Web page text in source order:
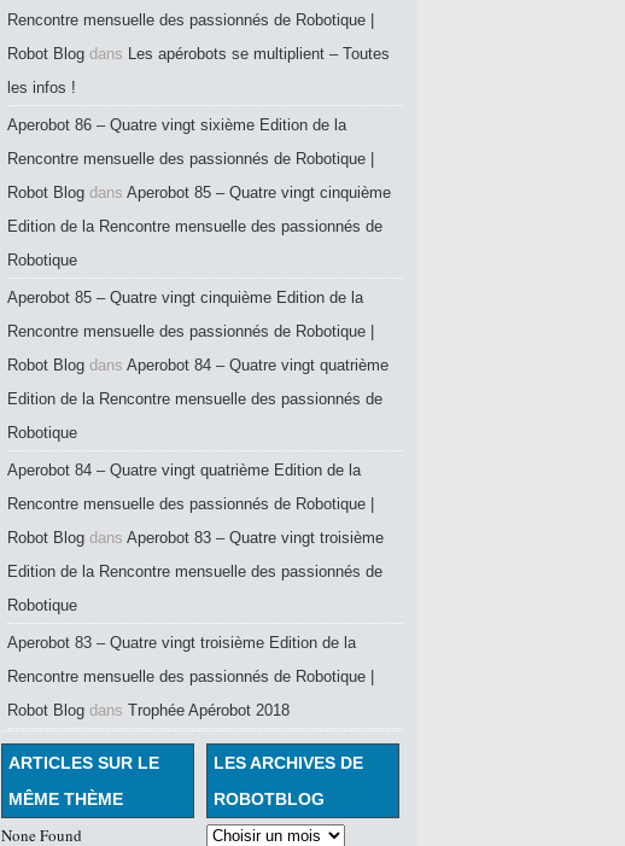
Rencontre mensuelle des passionnés de Robotique |
Robot Blog dans Les apérobots se multiplient – Toutes
les infos !
Aperobot 86 – Quatre vingt sixième Edition de la
Rencontre mensuelle des passionnés de Robotique |
Robot Blog dans Aperobot 85 – Quatre vingt cinquième
Edition de la Rencontre mensuelle des passionnés de
Robotique
Aperobot 85 – Quatre vingt cinquième Edition de la
Rencontre mensuelle des passionnés de Robotique |
Robot Blog dans Aperobot 84 – Quatre vingt quatrième
Edition de la Rencontre mensuelle des passionnés de
Robotique
Aperobot 84 – Quatre vingt quatrième Edition de la
Rencontre mensuelle des passionnés de Robotique |
Robot Blog dans Aperobot 83 – Quatre vingt troisième
Edition de la Rencontre mensuelle des passionnés de
Robotique
Aperobot 83 – Quatre vingt troisième Edition de la
Rencontre mensuelle des passionnés de Robotique |
Robot Blog dans Trophée Apérobot 2018
LES ARCHIVES DE
ROBOTBLOG
ARTICLES SUR LE
MÊME THÈME
None Found